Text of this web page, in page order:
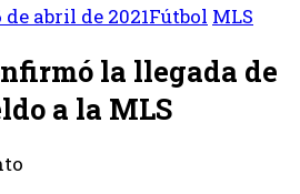
de abril de 2021Fútbol MLS
la llegada de
a la MLS